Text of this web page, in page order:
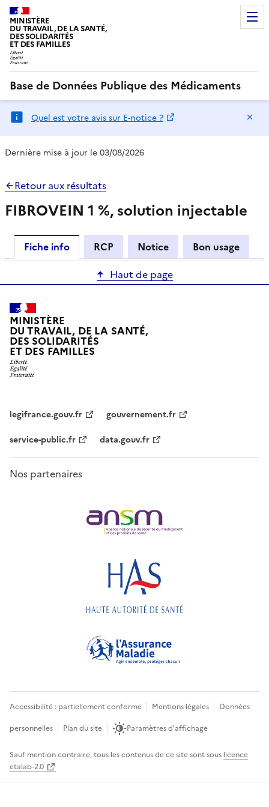
MINISTÈRE
DU TRAVAIL, DE LA SANTÉ,
DES SOLIDARITÉS
ET DES FAMILLES
Base de Données Publique des Médicaments
Quel est votre avis sur E-notice ?
Dernière mise à jour le 03/08/2026
Retour aux résultats
FIBROVEIN 1 %, solution injectable
Fiche info RCP Notice
Bon usage
Haut de page
MINISTÈRE
DU TRAVAIL, DE LA SANTÉ,
DES SOLIDARITÉS
ET DES FAMILLES
legifrance.gouv.fr
gouvernement.fr
service-public.fr
data.gouv.fr
Nos partenaires
Accessibilité : partiellement conforme Mentions légales
Données
personnelles
Plan du site Paramètres d'affichage
Sauf mention contraire, tous les contenus de ce site sont sous licence
etalab-2.0